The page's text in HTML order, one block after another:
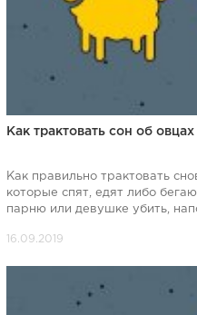
Как трактовать сон об
Как правильно трактовать
которые спят, едят либо
парню или девушке убить,